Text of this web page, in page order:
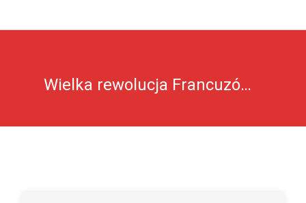
Wielka rewolucja Francuzów 1789